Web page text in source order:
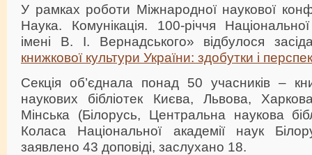
У рамках роботи Міжнародної наукової
Наука. Комунікація. 100-річчя
імені В. І. Вернадського» відбулося
книжкової культури України: здобутки і
Секція об’єднала понад 50 учасників –
наукових бібліотек Києва, Львова,
Мінська (Білорусь, Центральна наукова
Коласа Національної академії наук
заявлено 43 доповіді, заслухано 18.